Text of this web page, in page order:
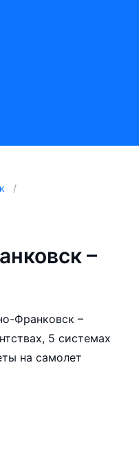
–
Франковск –
5 системах
на самолет